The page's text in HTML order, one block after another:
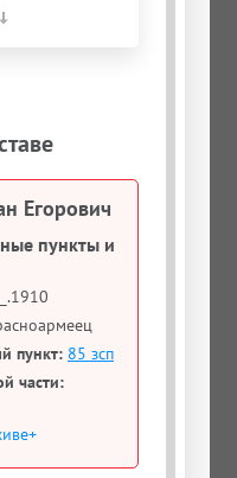
Егорович
пункты и
пункт: 85 зсп
части: